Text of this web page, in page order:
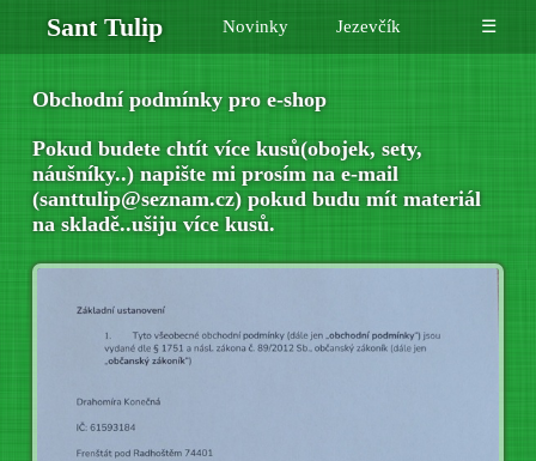
Sant Tulip Novinky Jezevčík ☰
Obchodní podmínky pro e-shop
Pokud budete chtít více kusů(obojek, sety,
náušníky..) napište mi prosím na e-mail
(santtulip@seznam.cz) pokud budu mít materiál
na skladě..ušiju více kusů.